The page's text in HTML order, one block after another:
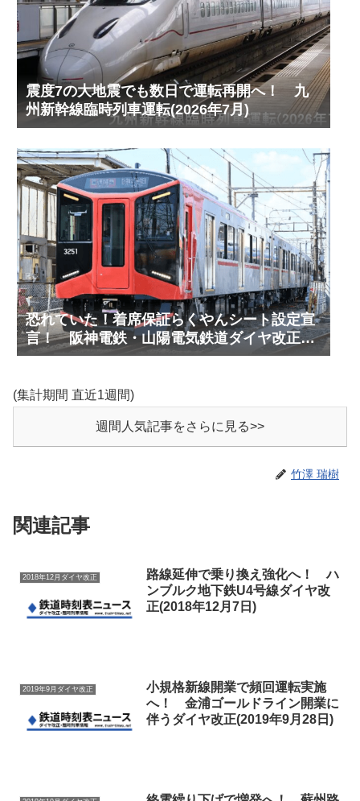
震度7の大地震でも数日で運転再開へ！ 九
州新幹線臨時列車運転(2026年7月)
恐れていた！着席保証らくやんシート設定宣
言！ 阪神電鉄・山陽電気鉄道ダイヤ改正予
測(2027年3月予定)
(集計期間 直近1週間)
週間人気記事をさらに見る>>
竹澤 瑞樹
関連記事
2018年12月ダイヤ改正
路線延伸で乗り換え強化へ！ ハ
ンブルク地下鉄U4号線ダイヤ改
正(2018年12月7日)
2019年9月ダイヤ改正
小規格新線開業で頻回運転実施
へ！ 金浦ゴールドライン開業に
伴うダイヤ改正(2019年9月28日)